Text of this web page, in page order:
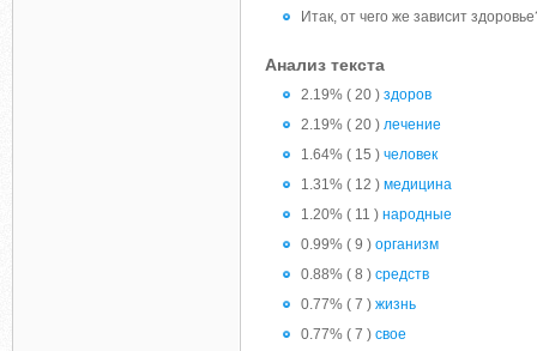
Итак, от чего же зависит
Анализ текста
2.19% ( 20 ) здоров
2.19% ( 20 ) лечение
1.64% ( 15 ) человек
1.31% ( 12 ) медицина
1.20% ( 11 ) народные
0.99% ( 9 ) организм
0.88% ( 8 ) средств
0.77% ( 7 ) жизнь
0.77% ( 7 ) свое